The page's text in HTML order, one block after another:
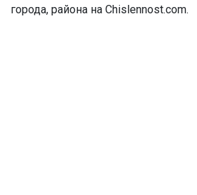
города, района на Chislennost.com.